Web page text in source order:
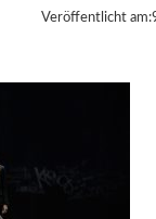
Veröffentlicht am: